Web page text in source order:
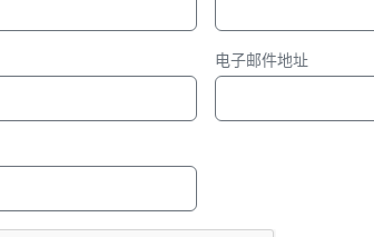
电子邮件地址